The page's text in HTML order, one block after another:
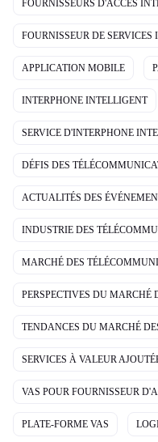
FOURNISSEURS D'ACCÈS
FOURNISSEUR DE SERVICES
APPLICATION MOBILE
INTERPHONE INTELLIGENT
SERVICE D'INTERPHONE
DÉFIS DES
ACTUALITÉS DES
INDUSTRIE DES
MARCHÉ DES
PERSPECTIVES DU MARCHÉ
TENDANCES DU MARCHÉ
SERVICES À VALEUR
VAS POUR FOURNISSEUR
PLATE-FORME VAS